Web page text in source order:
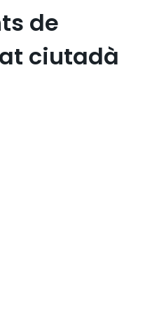
de
ciutadà